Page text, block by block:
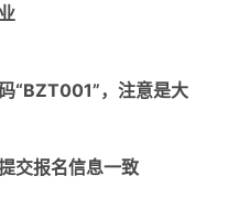
“BZT001”，注意是大
交报名信息一致